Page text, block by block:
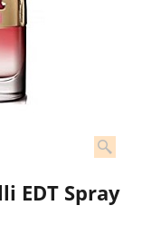
EDT Spray